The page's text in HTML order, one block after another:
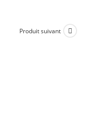
Produit suivant